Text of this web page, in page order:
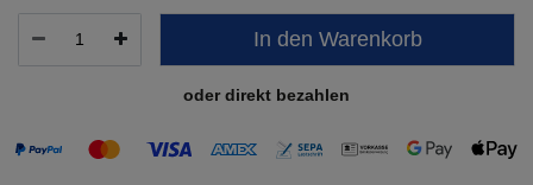
In den Warenkorb
oder direkt bezahlen